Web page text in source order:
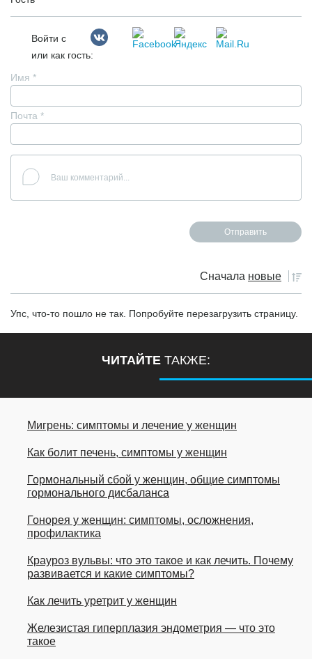
Войти с
или как гость:
Имя *
Почта *
Сначала новые
Упс, что-то пошло не так. Попробуйте перезагрузить страницу.
ЧИТАЙТЕ ТАКЖЕ:
Мигрень: симптомы и лечение у женщин
Как болит печень, симптомы у женщин
Гормональный сбой у женщин, общие симптомы
гормонального дисбаланса
Гонорея у женщин: симптомы, осложнения,
профилактика
Крауроз вульвы: что это такое и как лечить. Почему
развивается и какие симптомы?
Как лечить уретрит у женщин
Железистая гиперплазия эндометрия — что это
такое